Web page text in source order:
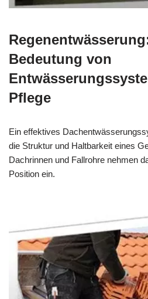
Bedeutung von
Pflege
Ein effektives
die Struktur und Haltbarkeit eines
Dachrinnen und Fallrohre nehmen
Position ein.